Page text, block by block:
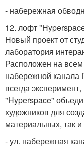
- набережная
12. лофт
Новый проект от
лаборатория
Расположен на
набережной канала
всегда
"Hyperspace"
художников для
материальных, так
- ул. набережная